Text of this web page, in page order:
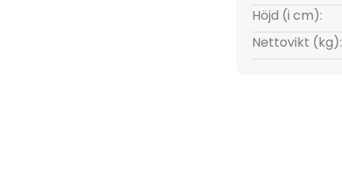
Höjd (i cm):
Nettovikt (kg):